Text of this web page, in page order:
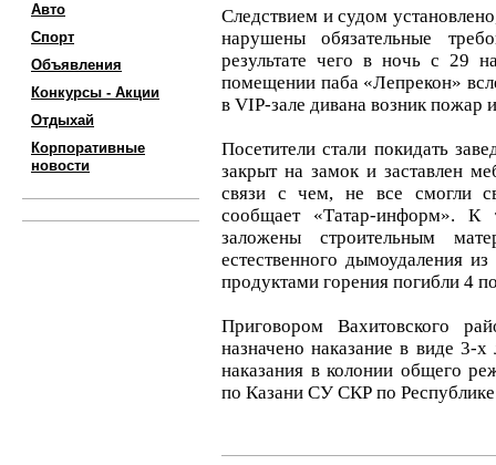
Авто
Спорт
Объявления
Конкурсы - Акции
Отдыхай
Корпоративные
новости
Следствием и судом
нарушены обязательные
результате чего в ночь с 29
помещении паба «Лепрекон»
в VIP-зале дивана возник
Посетители стали покидать
закрыт на замок и заставлен
связи с чем, не все смогли
сообщает «Татар-информ».
заложены строительным
естественного дымоудаления
продуктами горения погибли 4
Приговором Вахитовского
назначено наказание в виде 3-
наказания в колонии общего
по Казани СУ СКР по Республике